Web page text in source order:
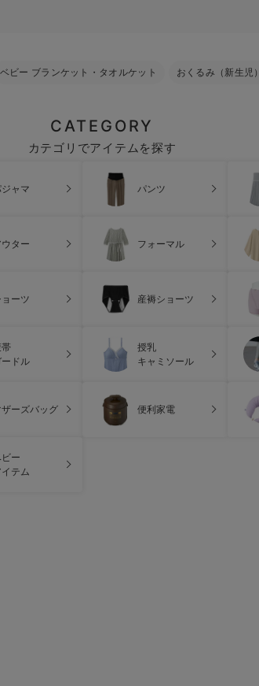
ベビー ブランケット・タオルケット おくるみ（新生児）
CATEGORY
カテゴリでアイテムを探す
ジャマ パンツ
ウター フォーマル
ョーツ 産褥ショーツ
帯
ードル
授乳
キャミソール
ザーズバッグ 便利家電
ー
テム